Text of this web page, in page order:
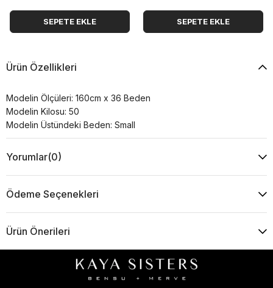
SEPETE EKLE SEPETE EKLE
Ürün Özellikleri
Modelin Ölçüleri: 160cm x 36 Beden
Modelin Kilosu: 50
Modelin Üstündeki Beden: Small
Yorumlar(0)
Ödeme Seçenekleri
Ürün Önerileri